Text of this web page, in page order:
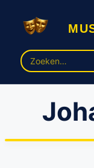
Zoek
naar:
Alfred van den
speelt Johan